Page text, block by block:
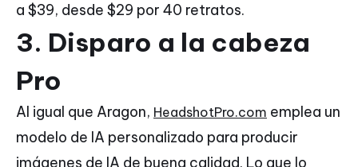
a $39, desde $29 por 40 retratos.
3. Disparo a la cabeza
Pro
Al igual que Aragon, HeadshotPro.com emplea un
modelo de IA personalizado para producir
imágenes de IA de buena calidad. Lo que lo